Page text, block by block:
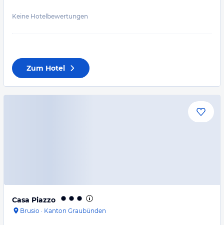
Keine Hotelbewertungen
Zum Hotel
Casa Piazzo
Brusio · Kanton Graubünden